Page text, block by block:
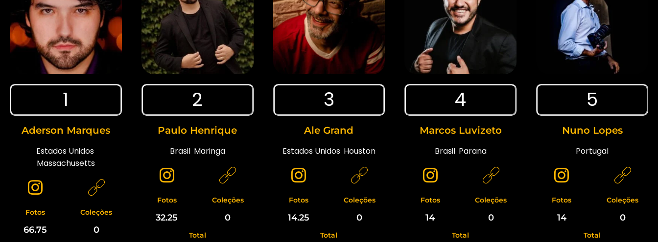
1
Aderson Marques
Estados Unidos,
Massachusetts
Fotos Coleções
66.75 0
2
Paulo Henrique
Brasil, Maringa
Fotos Coleções
32.25 0
Total
3
Ale Grand
Estados Unidos, Houston
Fotos Coleções
14.25 0
Total
4
Marcos Luvizeto
Brasil, Parana
Fotos Coleções
14 0
Total
5
Nuno Lopes
Portugal
Fotos Coleções
14 0
Total